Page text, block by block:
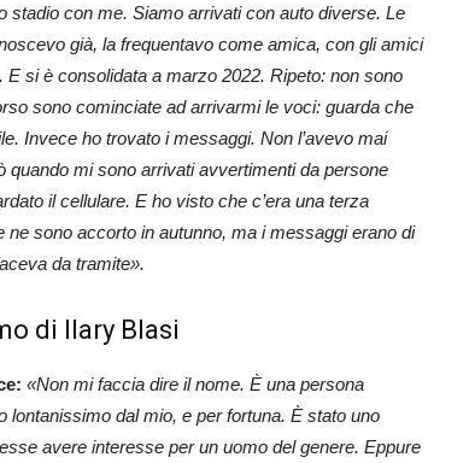
stadio con me. Siamo arrivati con auto diverse. Le
già, la frequentavo come amica, con gli amici
si è consolidata a marzo 2022. Ripeto: non sono
sono cominciate ad arrivarmi le voci: guarda che
Invece ho trovato i messaggi. Non l’avevo mai
quando mi sono arrivati avvertimenti da persone
il cellulare. E ho visto che c’era una terza
sono accorto in autunno, ma i messaggi erano di
da tramite».
di Ilary Blasi
«Non mi faccia dire il nome. È una persona
dal mio, e per fortuna. È stato uno
avere interesse per un uomo del genere. Eppure